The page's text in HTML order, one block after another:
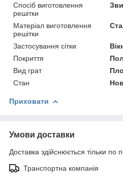
Спосіб виготовлення
решітки
Матеріал виготовлення
решітки
Застосування сітки
Покриття
Вид грат
Стан
Приховати
Умови доставки
Доставка здійснюється тільки по
Транспортна компанія